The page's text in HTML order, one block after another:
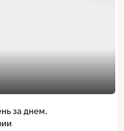
за днем.